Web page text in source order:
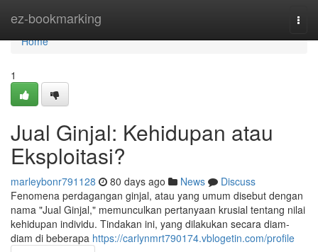
ez-bookmarking
Home
Home
1
Jual Ginjal: Kehidupan atau
Eksploitasi?
marleybonr791128 80 days ago News
Discuss
Fenomena perdagangan ginjal, atau yang umum disebut dengan
nama "Jual Ginjal," memunculkan pertanyaan krusial tentang nilai
kehidupan individu. Tindakan ini, yang dilakukan secara diam-
diam di beberapa https://carlynmrt790174.vblogetin.com/profile